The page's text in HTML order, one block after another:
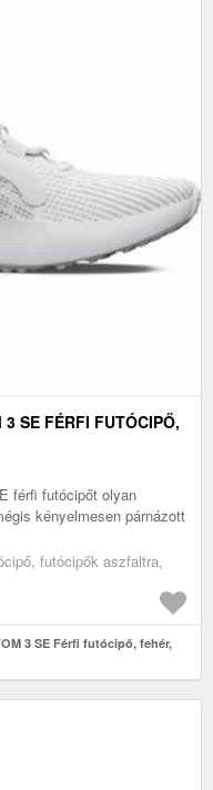
SE FÉRFI FUTÓCIPŐ,
férfi futócipőt olyan
kényelmesen párnázott
futócipők aszfaltra,
3 SE Férfi futócipő, fehér,